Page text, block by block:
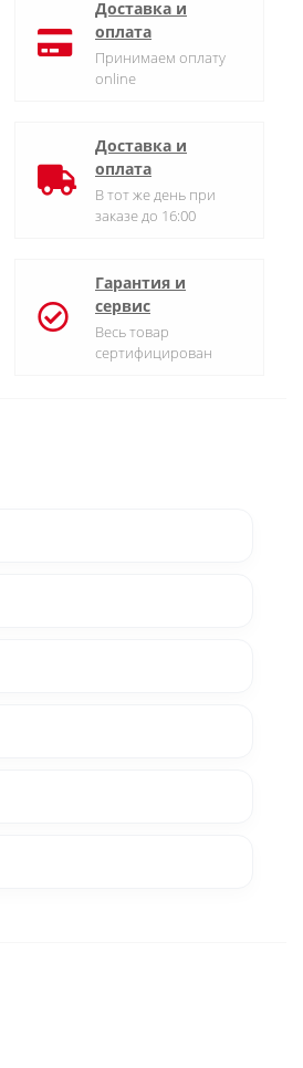
Доставка и
оплата
Принимаем оплату
online
Доставка и
оплата
В тот же день при
заказе до 16:00
Гарантия и
сервис
Весь товар
сертифицирован